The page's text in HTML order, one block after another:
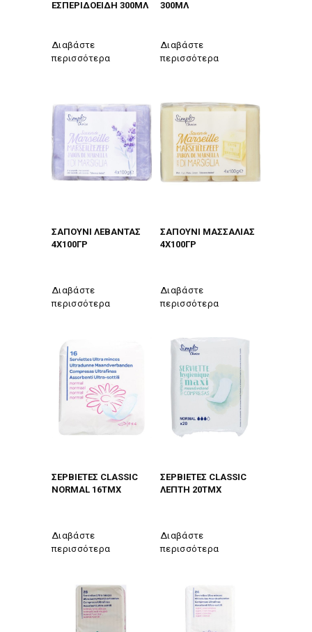
ΕΣΠΕΡΙΔΟΕΙΔΗ 300ΜΛ
Διαβάστε
περισσότερα
300ΜΛ
Διαβάστε
περισσότερα
ΣΑΠΟΥΝΙ ΛΕΒΑΝΤΑΣ
4Χ100ΓΡ
Διαβάστε
περισσότερα
ΣΑΠΟΥΝΙ ΜΑΣΣΑΛΙΑΣ
4Χ100ΓΡ
Διαβάστε
περισσότερα
ΣΕΡΒIΕΤΕΣ CLASSIC
NORMAL 16TMX
Διαβάστε
περισσότερα
ΣΕΡΒIΕΤΕΣ CLASSIC
ΛΕΠΤΗ 20TMX
Διαβάστε
περισσότερα